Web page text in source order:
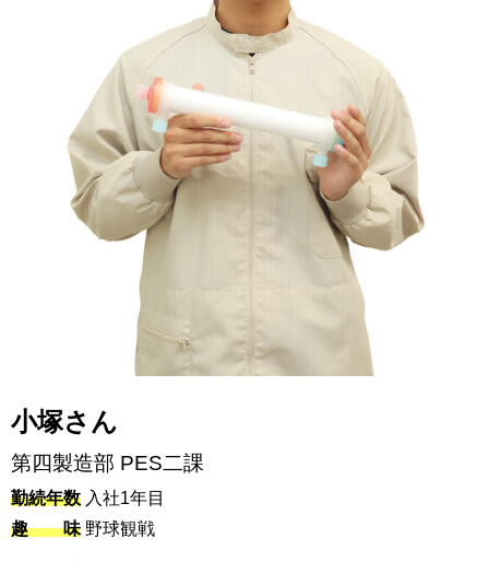
小塚さん
第四製造部 PES二課
勤続年数 入社1年目
趣 味 野球観戦